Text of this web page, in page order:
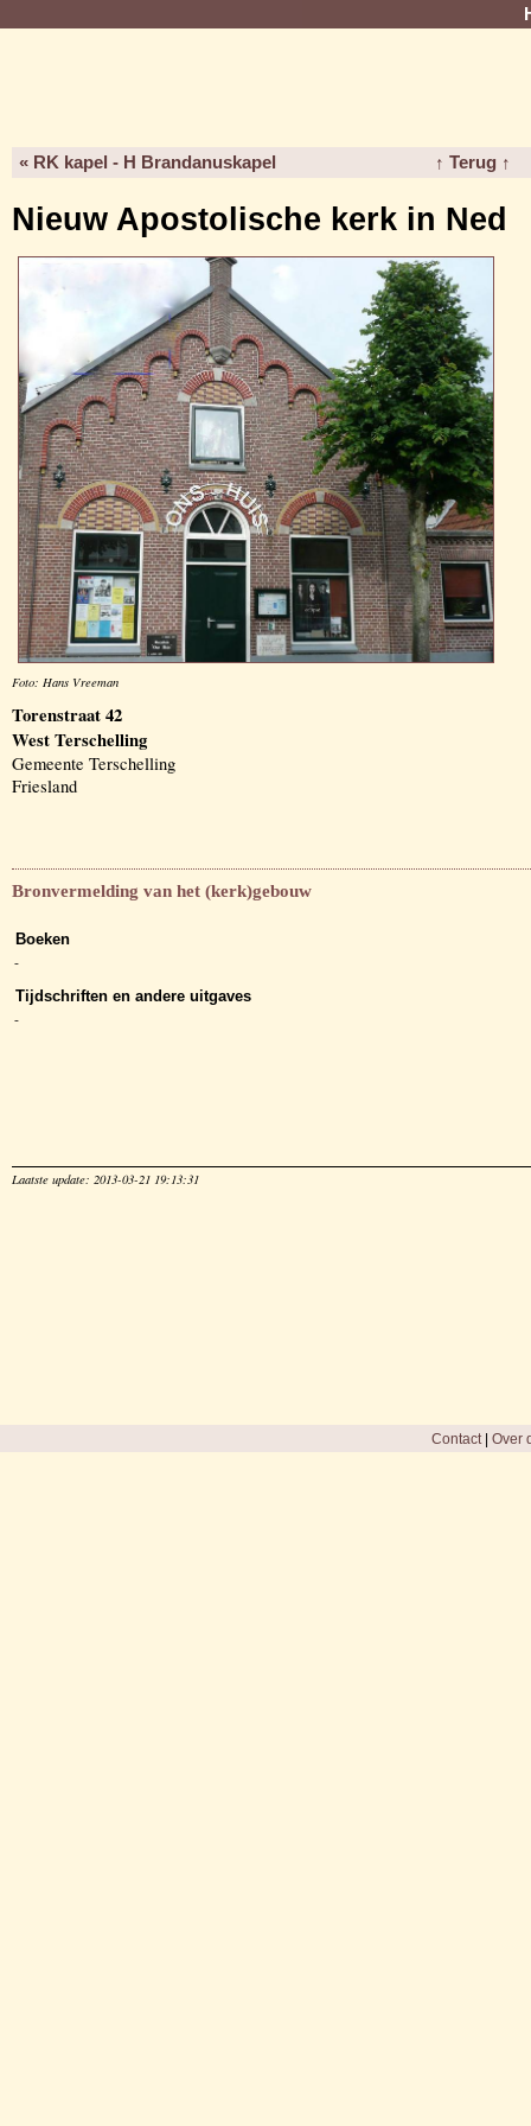
« RK kapel - H Brandanuskapel ↑ Terug ↑
Nieuw Apostolische kerk in Ned
Foto: Hans Vreeman
Torenstraat 42
West Terschelling
Gemeente Terschelling
Friesland
Bronvermelding van het (kerk)gebouw
Boeken
-
Tijdschriften en andere uitgaves
-
Laatste update: 2013-03-21 19:13:31
Contact| Over